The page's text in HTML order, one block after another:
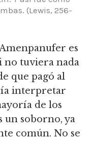
(Lewis, 256-
es
no tuviera nada
que pagó al
interpretar
de los
un soborno, ya
común. No se